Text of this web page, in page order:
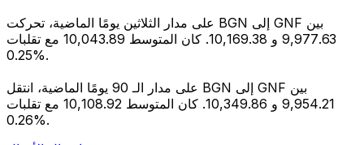
على مدار الثلاثين يومًا الماضية، تحركت BGN إلى GNF بين
9,977.63 و 10,169.38. كان المتوسط 10,043.89 مع تقلبات
0.25%.
على مدار الـ 90 يومًا الماضية، انتقل BGN إلى GNF بين
9,954.21 و 10,349.86. كان المتوسط 10,108.92 مع تقلبات
0.26%.